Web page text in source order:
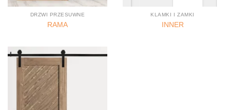
DRZWI PRZESUWNE
RAMA
KLAMKI I ZAMKI
INNER